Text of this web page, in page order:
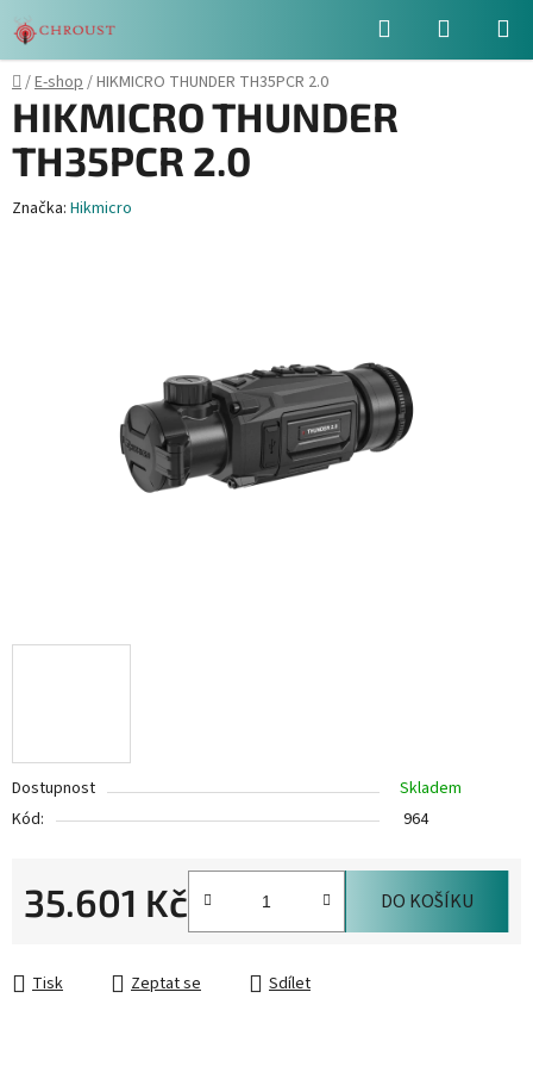
na
obsah
Hledat
KOŠÍK
Domů
/E-shop/HIKMICRO THUNDER TH35PCR 2.0
Dostupnost
Skladem
Kód:
964
35.601 Kč DO KOŠÍKU
Tisk Zeptat se Sdílet
HIKMICRO THUNDER
TH35PCR 2.0
Značka: Hikmicro